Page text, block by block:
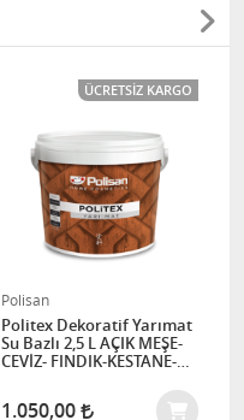
ÜCRETSIZ KARGO
Polisan
Politex Dekoratif Yarımat
Su Bazlı 2,5 L AÇIK MEŞE-
CEVİZ- FINDIK-KESTANE-
1.050,00